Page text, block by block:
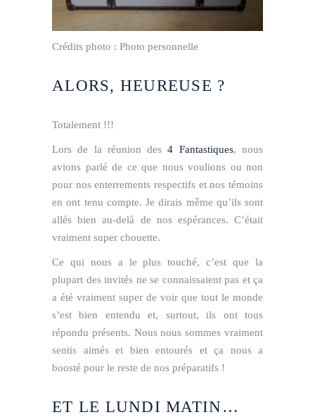
Crédits photo : Photo personnelle
ALORS, HEUREUSE ?
Totalement !!!
Lors de la réunion des4 Fantastiques, nous
avions parlé de ce que nous voulions ou non
pour nos enterrements respectifs et nos témoins
en ont tenu compte. Je dirais même qu’ils sont
allés bien au-delà de nos espérances. C’était
vraiment super chouette.
Ce qui nous a le plus touché, c’est que la
plupart des invités ne se connaissaient pas et ça
a été vraiment super de voir que tout le monde
s’est bien entendu et, surtout, ils ont tous
répondu présents. Nous nous sommes vraiment
sentis aimés et bien entourés et ça nous a
boosté pour le reste de nos préparatifs !
ET LE LUNDI MATIN…